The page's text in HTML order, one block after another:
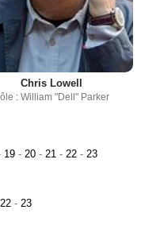
Chris Lowell
: William "Dell" Parker
19 - 20 - 21 - 22 - 23
22 - 23